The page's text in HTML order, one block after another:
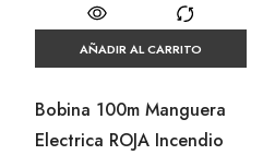
AÑADIR AL CARRITO
Bobina 100m Manguera
Electrica ROJA Incendio